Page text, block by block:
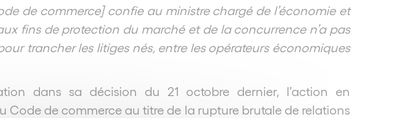
de commerce] confie au ministre chargé de l’économie et
fins de protection du marché et de la concurrence n’a pas
trancher les litiges nés, entre les opérateurs économiques
dans sa décision du 21 octobre dernier, l’action en
Code de commerce au titre de la rupture brutale de relations